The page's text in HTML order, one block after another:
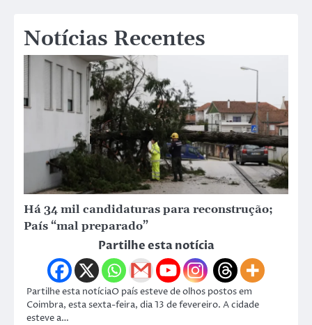
Notícias Recentes
Há 34 mil candidaturas para reconstrução;
País “mal preparado”
Partilhe esta notícia
Partilhe esta notíciaO país esteve de olhos postos em
Coimbra, esta sexta-feira, dia 13 de fevereiro. A cidade
esteve a…